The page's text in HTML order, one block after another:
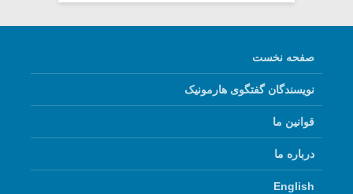
صفحه نخست
نویسندگان گفتگوی هارمونیک
قوانین ما
درباره ما
English